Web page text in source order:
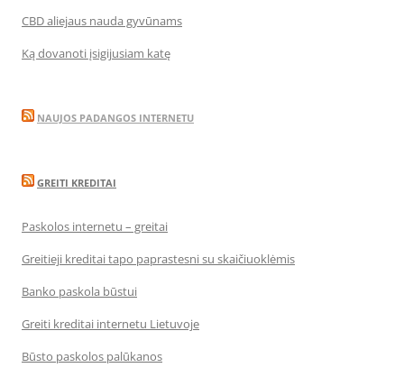
CBD aliejaus nauda gyvūnams
Ką dovanoti įsigijusiam katę
NAUJOS PADANGOS INTERNETU
GREITI KREDITAI
Paskolos internetu – greitai
Greitieji kreditai tapo paprastesni su skaičiuoklėmis
Banko paskola būstui
Greiti kreditai internetu Lietuvoje
Būsto paskolos palūkanos